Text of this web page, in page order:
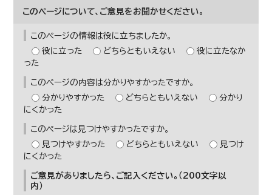
このページについて、ご意見をお聞かせください。
このページの情報は役に立ちましたか。
役に立った
どちらともいえない
役に立たなか
った
このページの内容は分かりやすかったですか。
分かりやすかった
どちらともいえない
分かり
にくかった
このページは見つけやすかったですか。
見つけやすかった
どちらともいえない
見つけ
にくかった
ご意見がありましたら、ご記入ください。（200文字以
内）